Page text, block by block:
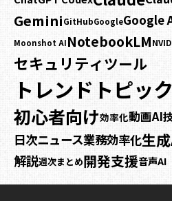
GeminiGitHubGoogleGoogle
Moonshot AINotebookLM
セキュリティツール
トレンドトピック
初心者向け効率化動画AI
日次ニュース業務効率化生
解説週次まとめ開発支援音声AI